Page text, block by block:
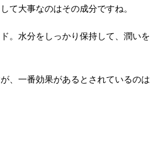
て大事なのはその成分ですね。
。水分をしっかり保持して、潤いを
、一番効果があるとされているのは